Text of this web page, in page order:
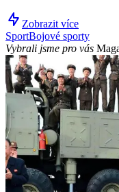
Zobrazit více
SportBojové sporty
Vybrali jsme pro vás